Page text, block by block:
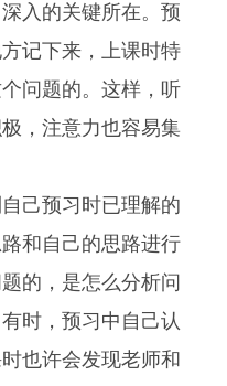
入的关键所在。预
记下来，上课时特
问题的。这样，听
，注意力也容易集
己预习时已理解的
和自己的思路进行
的，是怎么分析问
时，预习中自己认
也许会发现老师和